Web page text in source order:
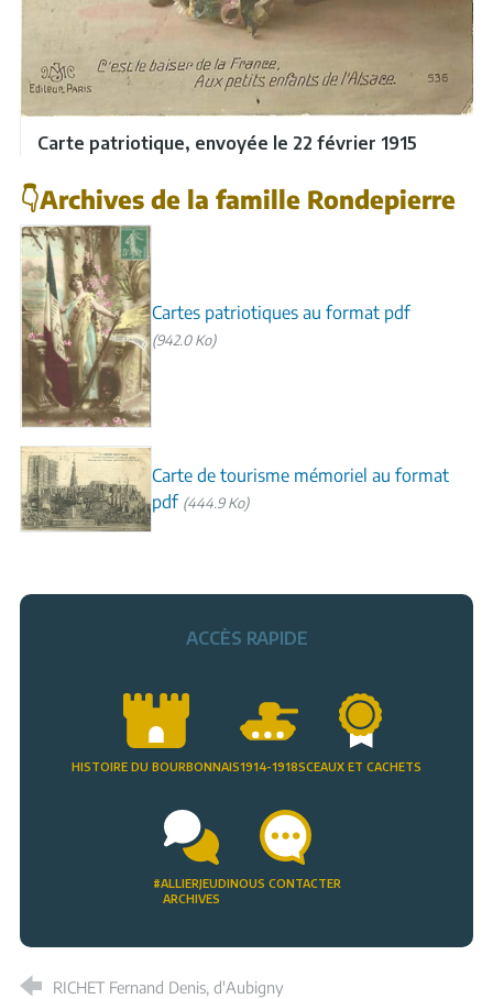
Carte patriotique, envoyée le 22 février 1915
👇Archives de la famille Rondepierre
Cartes patriotiques au format pdf
(942.0 Ko)
Carte de tourisme mémoriel au format
pdf (444.9 Ko)
ACCÈS RAPIDE
HISTOIRE DU BOURBONNAIS1914-1918SCEAUX ET CACHETS
#ALLIERJEUDI
ARCHIVES
NOUS CONTACTER
RICHET Fernand Denis, d'Aubigny